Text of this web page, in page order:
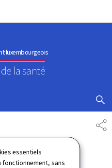
essentiels
fonctionnement, sans
principal
luxembourgeois
la santé
11 février